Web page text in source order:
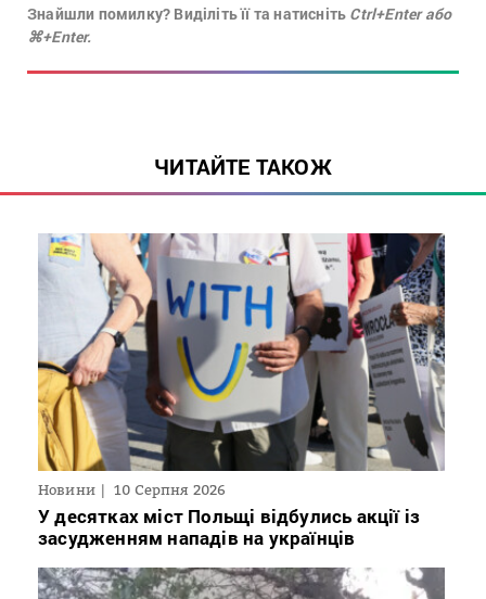
Знайшли помилку? Виділіть її та натисніть Ctrl+Enter або
⌘+Enter.
ЧИТАЙТЕ ТАКОЖ
Новини 10 Серпня 2026
У десятках міст Польщі відбулись акції із
засудженням нападів на українців